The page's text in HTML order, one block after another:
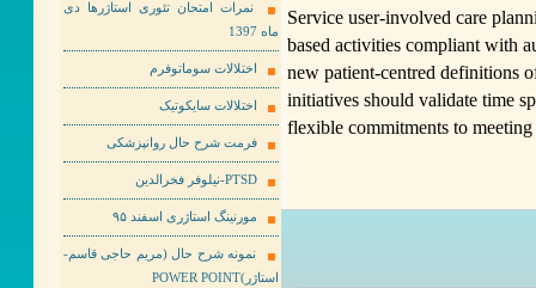
Service user-involved care
based activities compliant with
new patient-centred definitions
initiatives should validate time
flexible commitments to meeting
نمرات امتحان تئوری استاژرها دی
ماه 1397
اختلالات سوماتوفرم
اختلالات سایکوتیک
فرمت شرح حال روانپزشکی
PTSD-نیلوفر فخرالدین
مورنینگ استاژری اسفند ۹۵
نمونه شرح حال (مریم حاجی قاسم-
استاژر)POWER POINT